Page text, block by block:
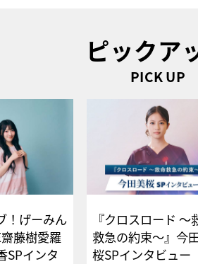
ピックア
PICK UP
！げーみん
藤樹愛羅
SPインタ
『クロスロード ～
救急の約束～』今
桜SPインタビ